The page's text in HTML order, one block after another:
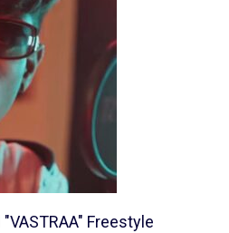
Freestyle